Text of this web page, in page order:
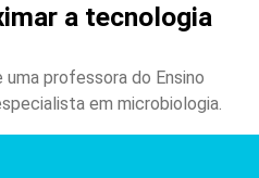
a tecnologia
professora do Ensino
em microbiologia.